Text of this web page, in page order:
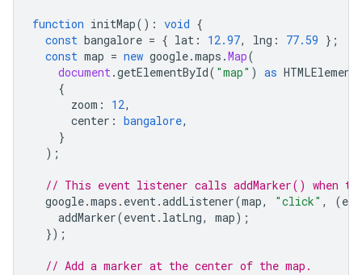
function initMap() : void {
const bangalore = { lat : 12.97, lng : 77.59 };
const map = new google.maps .Map(
document .getElementById( "map" ) as HTMLElement
{
zoom : 12,
center : bangalore,
}
);
// This event listener calls addMarker() when
google.maps . event .addListener(map, "click" , (
addMarker(event . latLng, map);
});
// Add a marker at the center of the map.